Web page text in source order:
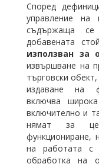
Според
управление на
съдържаща
добавената
използван за
извършване на
търговски
издаване на
включва
включително и
нямат за
функциониране,
на работата с
обработка на